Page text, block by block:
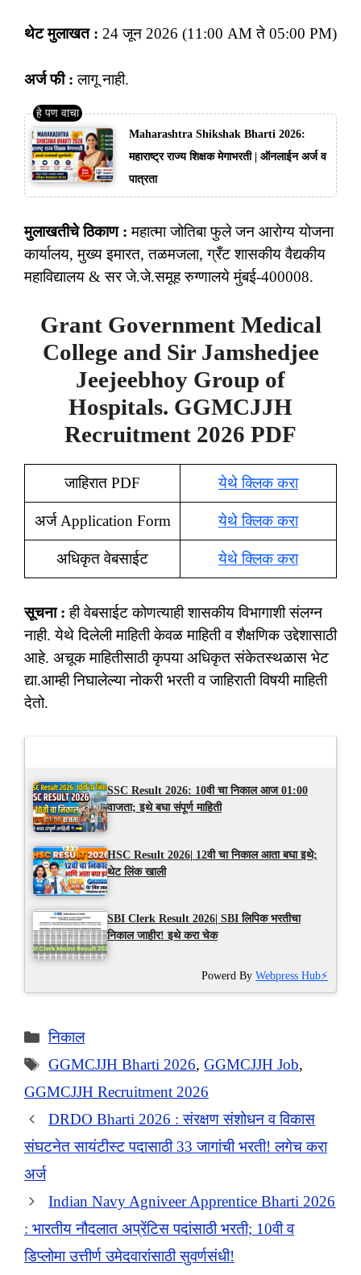
थेट मुलाखत : 24 जून 2026 (11:00 AM ते 05:00 PM)
अर्ज फी :लागू नाही.
Maharashtra Shikshak Bharti 2026:
महाराष्ट्र राज्य शिक्षक मेगाभरती | ऑनलाईन अर्ज व
पात्रता
मुलाखतीचे ठिकाण :महात्मा जोतिबा फुले जन आरोग्य योजना
कार्यालय, मुख्य इमारत, तळमजला, ग्रँट शासकीय वैद्यकीय
महाविद्यालय & सर जे.जे.समूह रुग्णालये मुंबई-400008.
Grant Government Medical
College and Sir Jamshedjee
Jeejeebhoy Group of
Hospitals. GGMCJJH
Recruitment 2026 PDF
जाहिरात PDF येथे क्लिक करा
अर्ज Application Form येथे क्लिक करा
अधिकृत वेबसाईट येथे क्लिक करा
सूचना :ही वेबसाईट कोणत्याही शासकीय विभागाशी संलग्न
नाही. येथे दिलेली माहिती केवळ माहिती व शैक्षणिक उद्देशासाठी
आहे. अचूक माहितीसाठी कृपया अधिकृत संकेतस्थळास भेट
द्या.आम्ही निघालेल्या नोकरी भरती व जाहिराती विषयी माहिती
देतो.
SSC Result 2026: 10वी चा निकाल आज 01:00
वाजता; इथे बघा संपूर्ण माहिती
HSC Result 2026| 12वी चा निकाल आता बघा इथे;
थेट लिंक खाली
SBI Clerk Result 2026| SBI लिपिक भरतीचा
निकाल जाहीर! इथे करा चेक
Powerd By Webpress Hub⚡
Categories
निकाल
Tags
GGMCJJH Bharti 2026,GGMCJJH Job,
GGMCJJH Recruitment 2026
DRDO Bharti 2026 : संरक्षण संशोधन व विकास
संघटनेत सायंटीस्ट पदासाठी 33 जागांची भरती! लगेच करा
अर्ज
Indian Navy Agniveer Apprentice Bharti 2026
: भारतीय नौदलात अप्रेंटिस पदांसाठी भरती; 10वी व
डिप्लोमा उत्तीर्ण उमेदवारांसाठी सुवर्णसंधी!